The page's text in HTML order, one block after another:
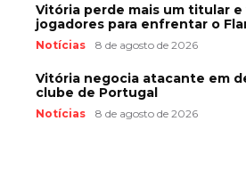
Vitória perde mais um titular e
jogadores para enfrentar o
Notícias 8 de agosto de 2026
Vitória negocia atacante em
clube de Portugal
Notícias 8 de agosto de 2026